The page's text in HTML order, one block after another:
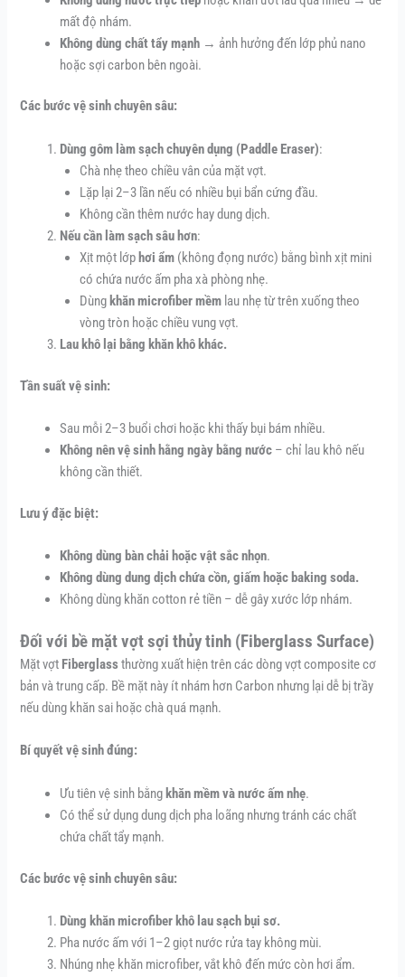
mất độ nhám.
Không dùng chất tẩy mạnh → ảnh hưởng đến lớp phủ nano
hoặc sợi carbon bên ngoài.
Các bước vệ sinh chuyên sâu:
Dùng gôm làm sạch chuyên dụng (Paddle Eraser):
Chà nhẹ theo chiều vân của mặt vợt.
Lặp lại 2–3 lần nếu có nhiều bụi bẩn cứng đầu.
Không cần thêm nước hay dung dịch.
Nếu cần làm sạch sâu hơn:
Xịt một lớp hơi ẩm (không đọng nước) bằng bình xịt mini
có chứa nước ấm pha xà phòng nhẹ.
Dùng khăn microfiber mềm lau nhẹ từ trên xuống theo
vòng tròn hoặc chiều vung vợt.
Lau khô lại bằng khăn khô khác.
Tần suất vệ sinh:
Sau mỗi 2–3 buổi chơi hoặc khi thấy bụi bám nhiều.
Không nên vệ sinh hằng ngày bằng nước – chỉ lau khô nếu
không cần thiết.
Lưu ý đặc biệt:
Không dùng bàn chải hoặc vật sắc nhọn.
Không dùng dung dịch chứa cồn, giấm hoặc baking soda.
Không dùng khăn cotton rẻ tiền – dễ gây xước lớp nhám.
Đối với bề mặt vợt sợi thủy tinh (Fiberglass Surface)
Mặt vợt Fiberglassthường xuất hiện trên các dòng vợt composite cơ
bản và trung cấp. Bề mặt này ít nhám hơn Carbon nhưng lại dễ bị trầy
nếu dùng khăn sai hoặc chà quá mạnh.
Bí quyết vệ sinh đúng:
Ưu tiên vệ sinh bằng khăn mềm và nước ấm nhẹ.
Có thể sử dụng dung dịch pha loãng nhưng tránh các chất
chứa chất tẩy mạnh.
Các bước vệ sinh chuyên sâu:
Dùng khăn microfiber khô lau sạch bụi sơ.
Pha nước ấm với 1–2 giọt nước rửa tay không mùi.
Nhúng nhẹ khăn microfiber, vắt khô đến mức còn hơi ẩm.